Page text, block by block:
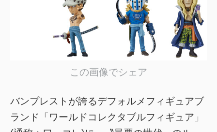
この画像でシェア
バンプレストが誇るデフォルメフィギュアブ
ランド「ワールドコレクタブルフィギュア」